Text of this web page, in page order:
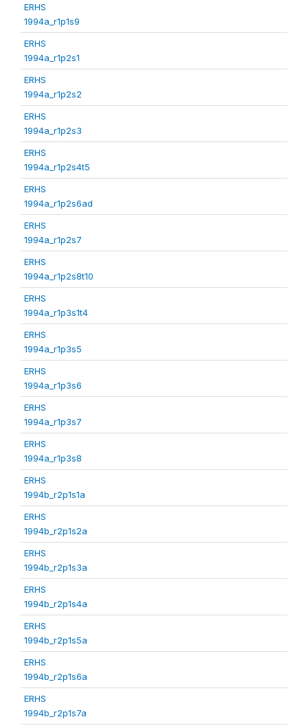
ERHS
1994a_r1p1s9
ERHS
1994a_r1p2s1
ERHS
1994a_r1p2s2
ERHS
1994a_r1p2s3
ERHS
1994a_r1p2s4t5
ERHS
1994a_r1p2s6ad
ERHS
1994a_r1p2s7
ERHS
1994a_r1p2s8t10
ERHS
1994a_r1p3s1t4
ERHS
1994a_r1p3s5
ERHS
1994a_r1p3s6
ERHS
1994a_r1p3s7
ERHS
1994a_r1p3s8
ERHS
1994b_r2p1s1a
ERHS
1994b_r2p1s2a
ERHS
1994b_r2p1s3a
ERHS
1994b_r2p1s4a
ERHS
1994b_r2p1s5a
ERHS
1994b_r2p1s6a
ERHS
1994b_r2p1s7a